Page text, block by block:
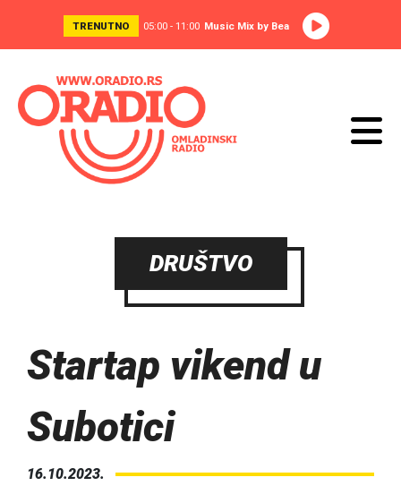
TRENUTNO 05:00 - 11:00 Music Mix by Bea
DRUŠTVO
Startap vikend u
Subotici
16.10.2023.